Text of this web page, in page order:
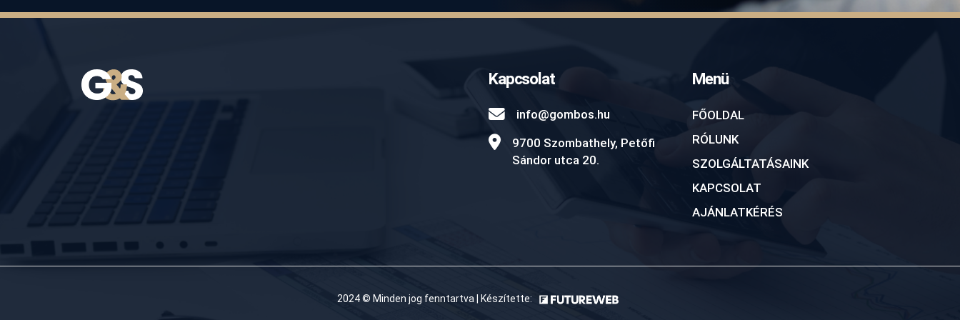
Kapcsolat
info@gombos.hu
9700 Szombathely, Petőfi
Sándor utca 20.
Menü
FŐOLDAL
RÓLUNK
SZOLGÁLTATÁSAINK
KAPCSOLAT
AJÁNLATKÉRÉS
2024 © Minden jog fenntartva | Készítette: